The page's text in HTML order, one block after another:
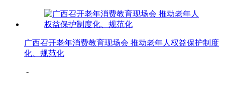
广西召开老年消费教育现场会 推动老年人权益保护制度
化、规范化
-